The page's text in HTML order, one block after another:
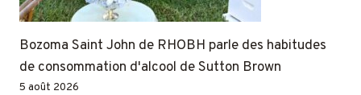
Bozoma Saint John de RHOBH parle des habitudes
de consommation d'alcool de Sutton Brown
5 août 2026